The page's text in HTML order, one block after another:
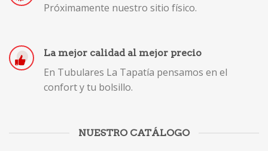
Próximamente nuestro sitio físico.
La mejor calidad al mejor precio
En Tubulares La Tapatía pensamos en el
confort y tu bolsillo.
NUESTRO CATÁLOGO